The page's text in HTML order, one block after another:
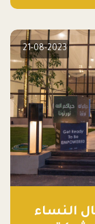
21-08-2023
النساء